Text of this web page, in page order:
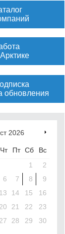
обновления
2026
Чт Пт Сб
Вс
1
2
6 7 8
9
13 14 15
16
20 21 22
23
27 28 29
30